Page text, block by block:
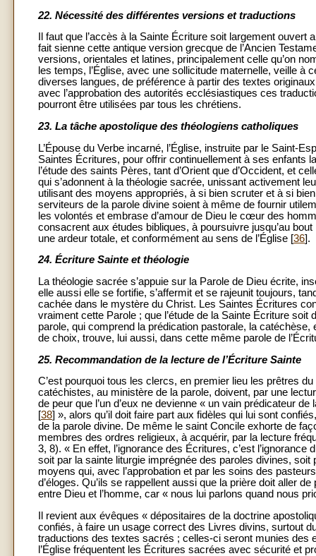
22. Nécessité des différentes versions et traductions
Il faut que l’accès à la Sainte Écriture soit largement
fait sienne cette antique version grecque de l’Ancien
versions, orientales et latines, principalement celle qu’on
les temps, l’Église, avec une sollicitude maternelle, veille
diverses langues, de préférence à partir des textes
avec l’approbation des autorités ecclésiastiques ces
pourront être utilisées par tous les chrétiens.
23. La tâche apostolique des théologiens catholiques
L’Épouse du Verbe incarné, l’Église, instruite par le Saint-
Saintes Écritures, pour offrir continuellement à ses enfants
l’étude des saints Pères, tant d’Orient que d’Occident, et
qui s’adonnent à la théologie sacrée, unissant activement
utilisant des moyens appropriés, à si bien scruter et à si
serviteurs de la parole divine soient à même de fournir
les volontés et embrase d’amour de Dieu le cœur des
consacrent aux études bibliques, à poursuivre jusqu’au
une ardeur totale, et conformément au sens de l’Église [36].
24. Écriture Sainte et théologie
La théologie sacrée s’appuie sur la Parole de Dieu écrite,
elle aussi elle se fortifie, s’affermit et se rajeunit toujours,
cachée dans le mystère du Christ. Les Saintes Écritures
vraiment cette Parole ; que l’étude de la Sainte Écriture
parole, qui comprend la prédication pastorale, la catéchèse,
de choix, trouve, lui aussi, dans cette même parole de
25. Recommandation de la lecture de l’Écriture Sainte
C’est pourquoi tous les clercs, en premier lieu les prêtres
catéchistes, au ministère de la parole, doivent, par une
de peur que l’un d’eux ne devienne « un vain prédicateur
[38] », alors qu’il doit faire part aux fidèles qui lui sont
de la parole divine. De même le saint Concile exhorte de
membres des ordres religieux, à acquérir, par la lecture
3, 8). « En effet, l’ignorance des Écritures, c’est l’ignorance
soit par la sainte liturgie imprégnée des paroles divines,
moyens qui, avec l’approbation et par les soins des
d’éloges. Qu’ils se rappellent aussi que la prière doit aller
entre Dieu et l’homme, car « nous lui parlons quand nous
Il revient aux évêques « dépositaires de la doctrine
confiés, à faire un usage correct des Livres divins, surtout
traductions des textes sacrés ; celles-ci seront munies des
l’Église fréquentent les Écritures sacrées avec sécurité et